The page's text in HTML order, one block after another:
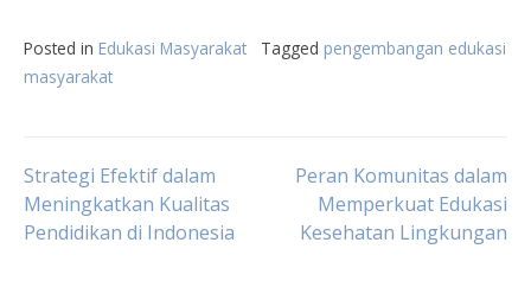
Posted in Edukasi Masyarakat Tagged pengembangan edukasi
masyarakat
Post
navigation
Strategi Efektif dalam
Meningkatkan Kualitas
Pendidikan di Indonesia
Peran Komunitas dalam
Memperkuat Edukasi
Kesehatan Lingkungan